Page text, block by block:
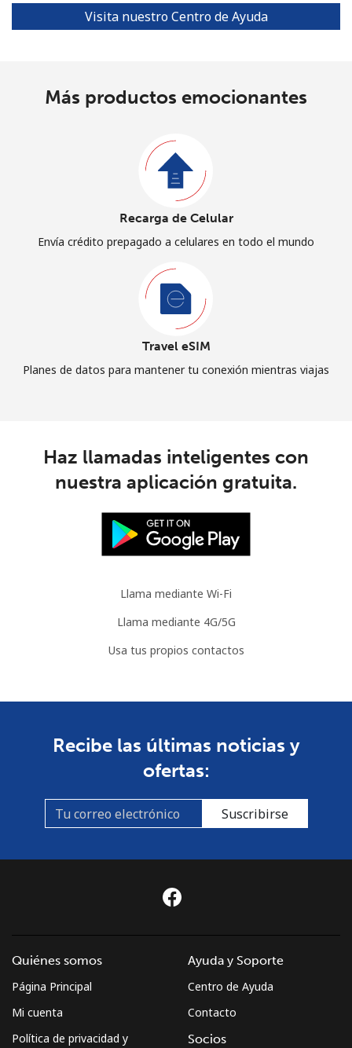
Visita nuestro Centro de Ayuda
Más productos emocionantes
Recarga de Celular
Envía crédito prepagado a celulares en todo el mundo
Travel eSIM
Planes de datos para mantener tu conexión mientras viajas
Haz llamadas inteligentes con
nuestra aplicación gratuita.
Llama mediante Wi-Fi
Llama mediante 4G/5G
Usa tus propios contactos
Recibe las últimas noticias y
ofertas:
Suscribirse
Quiénes somos
Página Principal
Mi cuenta
Política de privacidad y
Ayuda y Soporte
Centro de Ayuda
Contacto
Socios